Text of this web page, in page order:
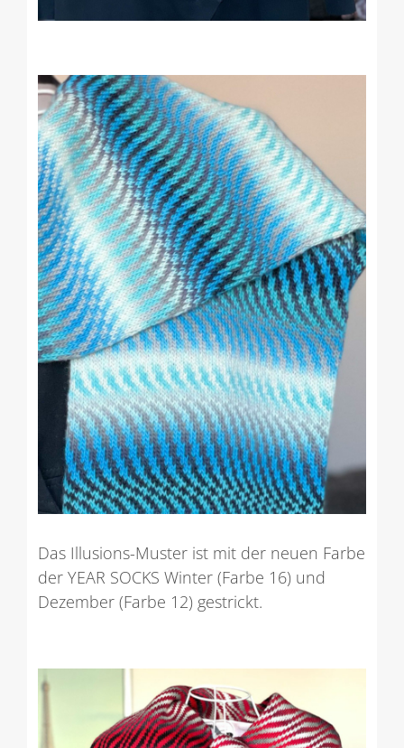
Das Illusions-Muster ist mit der neuen Farbe
der YEAR SOCKS Winter (Farbe 16) und
Dezember (Farbe 12) gestrickt.